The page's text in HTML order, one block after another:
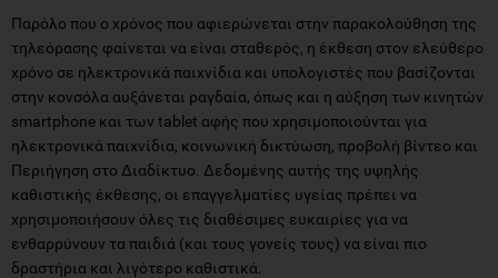
Παρόλο που ο χρόνος που αφιερώνεται στην παρακολούθηση της
τηλεόρασης φαίνεται να είναι σταθερός, η έκθεση στον ελεύθερο
χρόνο σε ηλεκτρονικά παιχνίδια και υπολογιστές που βασίζονται
στην κονσόλα αυξάνεται ραγδαία, όπως και η αύξηση των κινητών
smartphone και των tablet αφής που χρησιμοποιούνται για
ηλεκτρονικά παιχνίδια, κοινωνική δικτύωση, προβολή βίντεο και
Περιήγηση στο Διαδίκτυο. Δεδομένης αυτής της υψηλής
καθιστικής έκθεσης, οι επαγγελματίες υγείας πρέπει να
χρησιμοποιήσουν όλες τις διαθέσιμες ευκαιρίες για να
ενθαρρύνουν τα παιδιά (και τους γονείς τους) να είναι πιο
δραστήρια και λιγότερο καθιστικά.